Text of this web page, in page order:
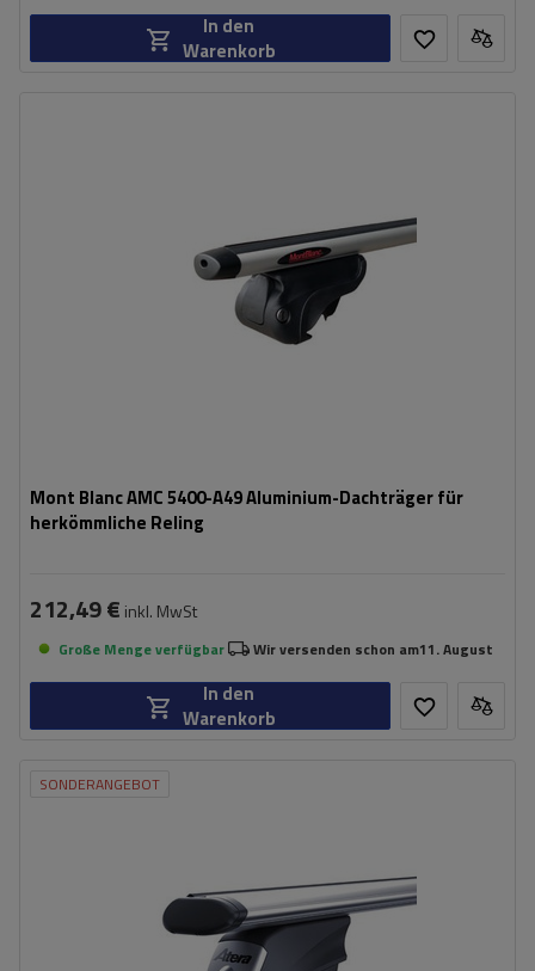
In den
Warenkorb
Mont Blanc AMC 5400-A49 Aluminium-Dachträger für
herkömmliche Reling
212,49 € inkl. MwSt
Große Menge verfügbar Wir versenden schon am11. August
In den
Warenkorb
SONDERANGEBOT